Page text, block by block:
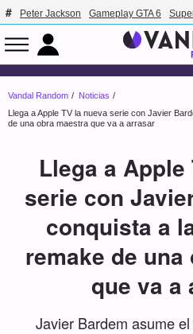
Peter Jackson Gameplay GTA 6
Vandal Random
Noticias
Llega a Apple TV la nueva serie con Javier
de una obra maestra que va a arrasar
Llega a
serie con
conquista a
remake de
que va a
Javier Bardem asume